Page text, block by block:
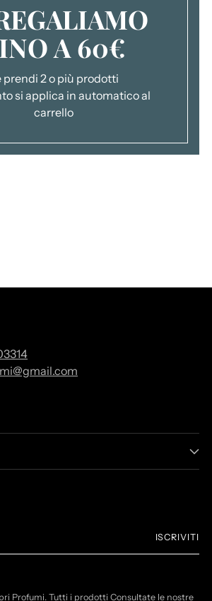
A 60€
prendi 2 o più prodotti
si applica in automatico al
carrello
ISCRIVITI
Profumi. Tutti i prodotti Consultate le nostre